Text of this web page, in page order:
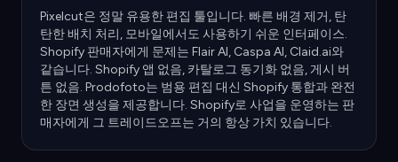
Pixelcut은 정말 유용한 편집 툴입니다. 빠른 배경 제거, 탄
탄한 배치 처리, 모바일에서도 사용하기 쉬운 인터페이스.
Shopify 판매자에게 문제는 Flair AI, Caspa AI, Claid.ai와
같습니다. Shopify 앱 없음, 카탈로그 동기화 없음, 게시 버
튼 없음. Prodofoto는 범용 편집 대신 Shopify 통합과 완전
한 장면 생성을 제공합니다. Shopify로 사업을 운영하는 판
매자에게 그 트레이드오프는 거의 항상 가치 있습니다.